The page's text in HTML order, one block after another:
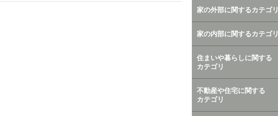
家の外部に関するカテゴリ
家の内部に関するカテゴリ
住まいや暮らしに関する
カテゴリ
不動産や住宅に関する
カテゴリ